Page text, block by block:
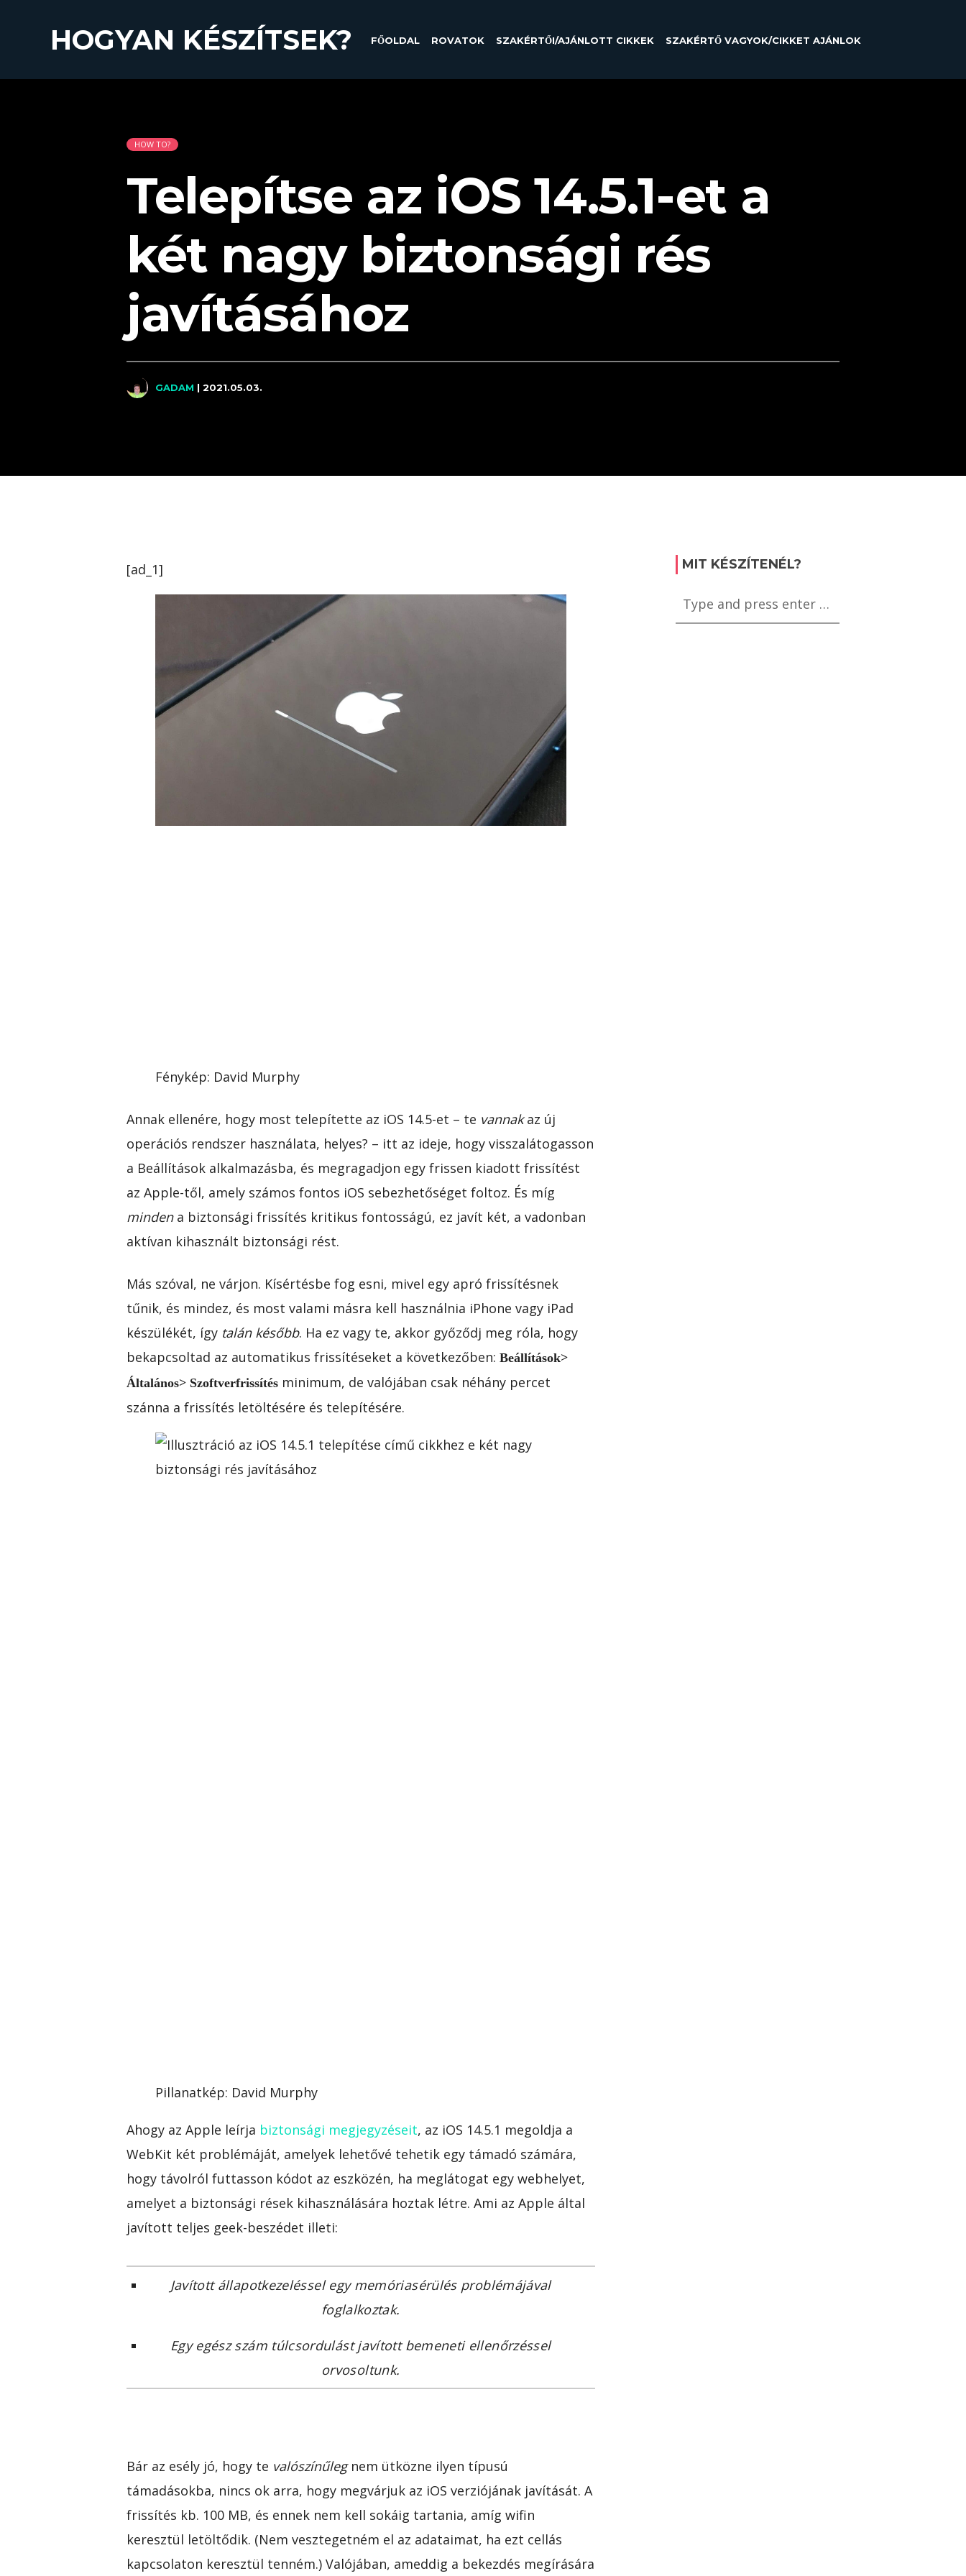
HOGYAN KÉSZÍTSEK? FŐOLDAL ROVATOK SZAKÉRTŐI/AJÁNLOTT CIKKEK SZAKÉRTŐ VAGYOK/CIKKET AJÁNLOK
HOW TO?
Telepítse az iOS 14.5.1-et a
két nagy biztonsági rés
javításához
GADAM | 2021.05.03.
[ad_1]
Fénykép: David Murphy
Annak ellenére, hogy most telepítette az iOS 14.5-et – te vannakaz új
operációs rendszer használata, helyes? – itt az ideje, hogy visszalátogasson
a Beállítások alkalmazásba, és megragadjon egy frissen kiadott frissítést
az Apple-től, amely számos fontos iOS sebezhetőséget foltoz. És míg
minden a biztonsági frissítés kritikus fontosságú, ez javít két, a vadonban
aktívan kihasznált biztonsági rést.
Más szóval, ne várjon. Kísértésbe fog esni, mivel egy apró frissítésnek
tűnik, és mindez, és most valami másra kell használnia iPhone vagy iPad
készülékét, így talán később. Ha ez vagy te, akkor győződj meg róla, hogy
bekapcsoltad az automatikus frissítéseket a következőben: Beállítások>
Általános> Szoftverfrissítés minimum, de valójában csak néhány percet
szánna a frissítés letöltésére és telepítésére.
Pillanatkép: David Murphy
Ahogy az Apple leírja biztonsági megjegyzéseit, az iOS 14.5.1 megoldja a
WebKit két problémáját, amelyek lehetővé tehetik egy támadó számára,
hogy távolról futtasson kódot az eszközén, ha meglátogat egy webhelyet,
amelyet a biztonsági rések kihasználására hoztak létre. Ami az Apple által
javított teljes geek-beszédet illeti:
Javított állapotkezeléssel egy memóriasérülés problémájával
foglalkoztak.
Egy egész szám túlcsordulást javított bemeneti ellenőrzéssel
orvosoltunk.
Bár az esély jó, hogy te valószínűlegnem ütközne ilyen típusú
támadásokba, nincs ok arra, hogy megvárjuk az iOS verziójának javítását. A
frissítés kb. 100 MB, és ennek nem kell sokáig tartania, amíg wifin
keresztül letöltődik. (Nem vesztegetném el az adataimat, ha ezt cellás
kapcsolaton keresztül tenném.) Valójában, ameddig a bekezdés megírására
MIT KÉSZÍTENÉL?